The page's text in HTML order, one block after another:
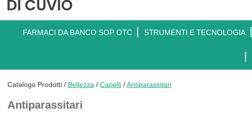
FARMACI DA BANCO SOP OTC STRUMENTI E TECNOLOGIA
Catalogo Prodotti / Bellezza / Capelli /Antiparassitari
Antiparassitari